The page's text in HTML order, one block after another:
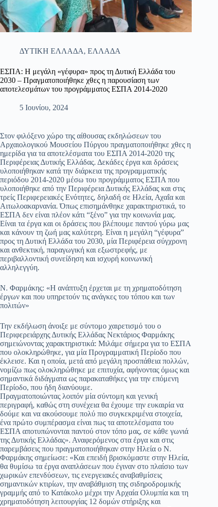
ΔΥΤΙΚΗ ΕΛΛΑΔΑ, ΕΛΛΑΔΑ
ΕΣΠΑ: Η μεγάλη «γέφυρα» προς τη Δυτική Ελλάδα του
2030 – Πραγματοποιήθηκε χθες η παρουσίαση των
αποτελεσμάτων του προγράμματος ΕΣΠΑ 2014-2020
5 Ιουνίου, 2024
Στον φιλόξενο χώρο της αίθουσας εκδηλώσεων του
Αρχαιολογικού Μουσείου Πύργου πραγματοποιήθηκε χθες η
ημερίδα για τα αποτελέσματα του ΕΣΠΑ 2014-2020 της
Περιφέρειας Δυτικής Ελλάδας. Δεκάδες έργα και δράσεις
υλοποιήθηκαν κατά την διάρκεια της προγραμματικής
περιόδου 2014-2020 μέσω του προγράμματος ΕΣΠΑ που
υλοποιήθηκε από την Περιφέρεια Δυτικής Ελλάδας και στις
τρείς Περιφερειακές Ενότητες, δηλαδή σε Ηλεία, Αχαΐα και
Αιτωλοακαρνανία. Όπως επισημάνθηκε χαρακτηριστικά, το
ΕΣΠΑ δεν είναι πλέον κάτι “ξένο” για την κοινωνία μας.
Είναι τα έργα και οι δράσεις που βλέπουμε παντού γύρω μας
και κάνουν τη ζωή μας καλύτερη. Είναι η μεγάλη “γέφυρα”
προς τη Δυτική Ελλάδα του 2030, μία Περιφέρεια σύγχρονη
και ανθεκτική, παραγωγική και εξωστρεφής, με
περιβαλλοντική συνείδηση και ισχυρή κοινωνική
αλληλεγγύη.
Ν. Φαρμάκης: «Η ανάπτυξη έρχεται με τη χρηματοδότηση
έργων και που υπηρετούν τις ανάγκες του τόπου και των
πολιτών»
Την εκδήλωση άνοιξε με σύντομο χαιρετισμό του ο
Περιφερειάρχης Δυτικής Ελλάδας Νεκτάριος Φαρμάκης
σημειώνοντας χαρακτηριστικά: Μιλάμε σήμερα για το ΕΣΠΑ
που ολοκληρώθηκε, για μία Προγραμματική Περίοδο που
έκλεισε. Και η οποία, μετά από μεγάλη προσπάθεια πολλών,
νομίζω πως ολοκληρώθηκε με επιτυχία, αφήνοντας όμως και
σημαντικά διδάγματα ως παρακαταθήκες για την επόμενη
Περίοδο, που ήδη διανύουμε.
Πραγματοποιώντας λοιπόν μία σύντομη και γενική
περιγραφή, καθώς στη συνέχεια θα έχουμε την ευκαιρία να
δούμε και να ακούσουμε πολύ πιο συγκεκριμένα στοιχεία,
ένα πρώτο συμπέρασμα είναι πως τα αποτελέσματα του
ΕΣΠΑ αποτυπώνονται παντού στον τόπο μας, σε κάθε γωνιά
της Δυτικής Ελλάδας». Αναφερόμενος στα έργα και στις
παρεμβάσεις που πραγματοποιήθηκαν στην Ηλεία ο Ν.
Φαρμάκης σημείωσε: «Και επειδή βρισκόμαστε στην Ηλεία,
θα θυμίσω τα έργα αναπλάσεων που έγιναν στο πλαίσιο των
χωρικών επενδύσεων, τις ενεργειακές αναβαθμίσεις
σημαντικών κτιρίων, την αναβάθμιση της σιδηροδρομικής
γραμμής από το Κατάκολο μέχρι την Αρχαία Ολυμπία και τη
χρηματοδότηση λειτουργίας 12 δομών στήριξης και